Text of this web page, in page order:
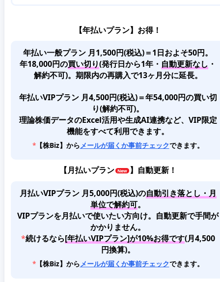
【年払いプラン】お得！
年払い一般プラン 月1,500円(税込)＝1日およそ50円。
年18,000円の買い切り(発行日から1年・ 自動更新なし ・
解約不可)。期限内の再購入で13ヶ月分に延長。
年払いVIPプラン 月4,500円(税込)＝年54,000円の買い切
り(解約不可)。
理論株価データのExcel活用や生成AI連携など、VIP限定
機能をすべて利用できます。
*【株Biz】からメールが届くか事前チェックできます。
【月払いプラン 】自動更新！
月払いVIPプラン 月5,000円(税込)の自動引き落とし・月
単位で解約可。
VIPプランを月払いで使いたい方向け。自動更新で手間が
かかりません。
*続けるなら[年払いVIPプラン]が10%お得です(月4,500
円換算)。
*【株Biz】から メールが届くか事前チェックできます。